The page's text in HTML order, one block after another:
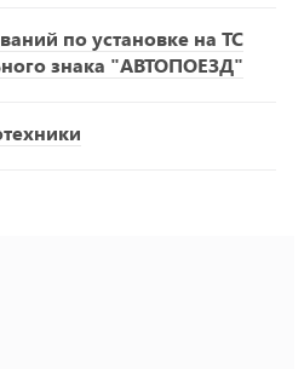
по установке на ТС
знака "АВТОПОЕЗД"